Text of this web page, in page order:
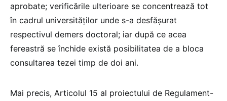
aprobate; verificările ulterioare se concentrează tot
în cadrul universităților unde s-a desfășurat
respectivul demers doctoral; iar după ce acea
fereastră se închide există posibilitatea de a bloca
consultarea tezei timp de doi ani.
Mai precis, Articolul 15 al proiectului de Regulament-